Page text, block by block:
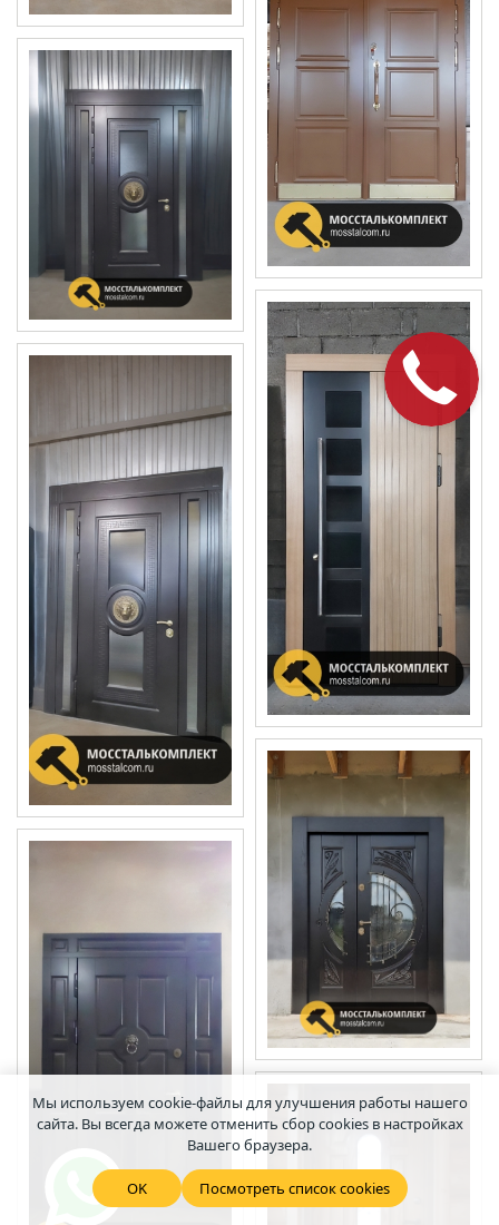
Мы используем cookie-файлы для улучшения работы нашего
сайта. Вы всегда можете отменить сбор cookies в настройках
Вашего браузера.
OK Посмотреть список cookies